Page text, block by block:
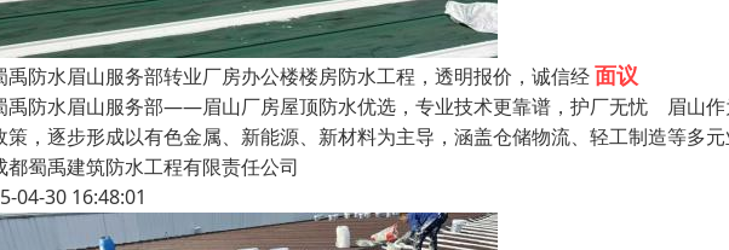
禹防水眉山服务部转业厂房办公楼楼房防水工程，透明报价，诚信经面议
禹防水眉山服务部——眉山厂房屋顶防水优选，专业技术更靠谱，护厂无忧 眉山作
策，逐步形成以有色金属、新能源、新材料为主导，涵盖仓储物流、轻工制造等多
都蜀禹建筑防水工程有限责任公司
04-30 16:48:01